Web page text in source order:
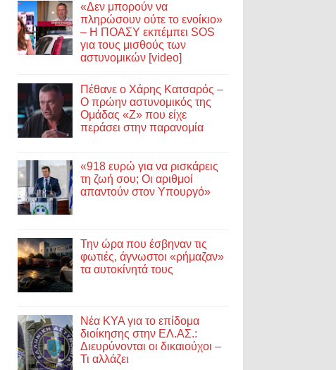
«Δεν μπορούν να
πληρώσουν ούτε το ενοίκιο»
– Η ΠΟΑΣΥ εκπέμπει SOS
για τους μισθούς των
αστυνομικών [video]
Πέθανε ο Χάρης Κατσαρός –
Ο πρώην αστυνομικός της
Ομάδας «Ζ» που είχε
περάσει στην παρανομία
«918 ευρώ για να ρισκάρεις
τη ζωή σου; Οι αριθμοί
απαντούν στον Υπουργό»
Την ώρα που έσβηναν τις
φωτιές, άγνωστοι «ρήμαζαν»
τα αυτοκίνητά τους
Νέα ΚΥΑ για το επίδομα
διοίκησης στην ΕΛ.ΑΣ.:
Διευρύνονται οι δικαιούχοι –
Τι αλλάζει